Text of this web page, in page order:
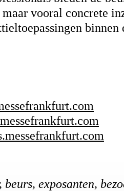
vooral concrete
binnen
exposanten,